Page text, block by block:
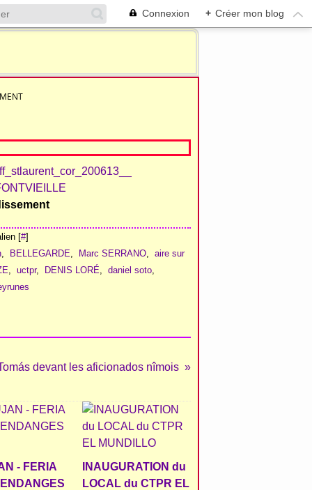
Connexion + Créer mon blog
[#]
, BELLEGARDE, Marc SERRANO, aire sur
, uctpr, DENIS LORÉ, daniel soto,
devant les aficionados nîmois
- FERIA
INAUGURATION du
LOCAL du CTPR EL